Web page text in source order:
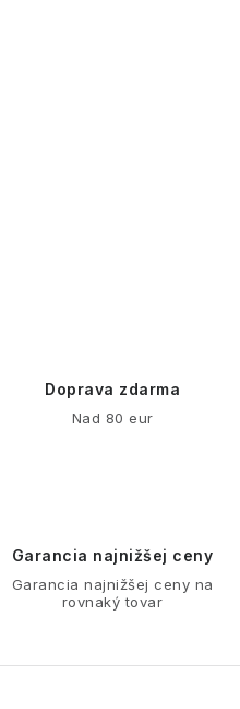
Doprava zdarma
Nad 80 eur
Garancia najnižšej ceny
Garancia najnižšej ceny na
rovnaký tovar